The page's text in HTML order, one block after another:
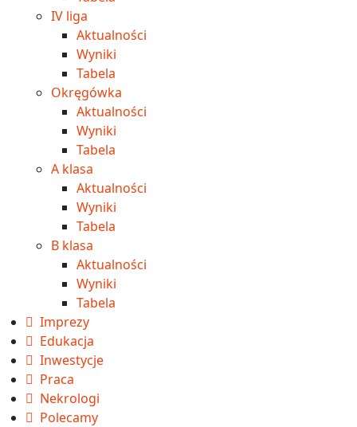
IV liga
Aktualności
Wyniki
Tabela
Okręgówka
Aktualności
Wyniki
Tabela
A klasa
Aktualności
Wyniki
Tabela
B klasa
Aktualności
Wyniki
Tabela
Imprezy
Edukacja
Inwestycje
Praca
Nekrologi
Polecamy